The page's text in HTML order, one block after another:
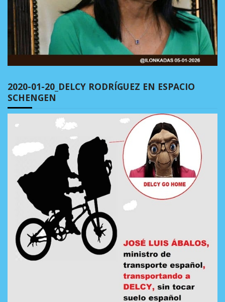
2020-01-20_DELCY RODRÍGUEZ EN ESPACIO
SCHENGEN